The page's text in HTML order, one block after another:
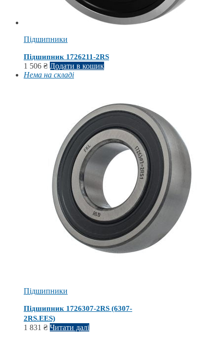
Підшипники
Підшипник 1726211-2RS
1 506 ₴ Додати в кошик
Нема на складі
Підшипники
Підшипник 1726307-2RS (6307-
2RS.EES)
1 831 ₴ Читати далі